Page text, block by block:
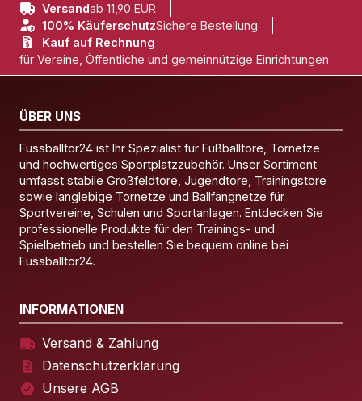
Versandab 11,90 EUR
100% KäuferschutzSichere Bestellung
Kauf auf Rechnung
für Vereine, Öffentliche und gemeinnützige Einrichtungen
ÜBER UNS
Fussballtor24 ist Ihr Spezialist für Fußballtore, Tornetze
und hochwertiges Sportplatzzubehör. Unser Sortiment
umfasst stabile Großfeldtore, Jugendtore, Trainingstore
sowie langlebige Tornetze und Ballfangnetze für
Sportvereine, Schulen und Sportanlagen. Entdecken Sie
professionelle Produkte für den Trainings- und
Spielbetrieb und bestellen Sie bequem online bei
Fussballtor24.
INFORMATIONEN
Versand & Zahlung
Datenschutzerklärung
Unsere AGB